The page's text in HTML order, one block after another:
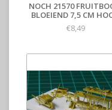
NOCH 21570
BLOEIEND 7,5 CM
€8,49